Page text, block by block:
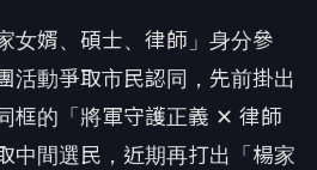
女婿、碩士、律師」身分參
活動爭取市民認同，先前掛出
框的「將軍守護正義 ✕ 律師
中間選民，近期再打出「楊家